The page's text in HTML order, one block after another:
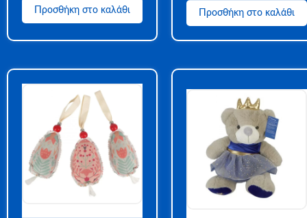
Προσθήκη στο καλάθι Προσθήκη στο καλάθι